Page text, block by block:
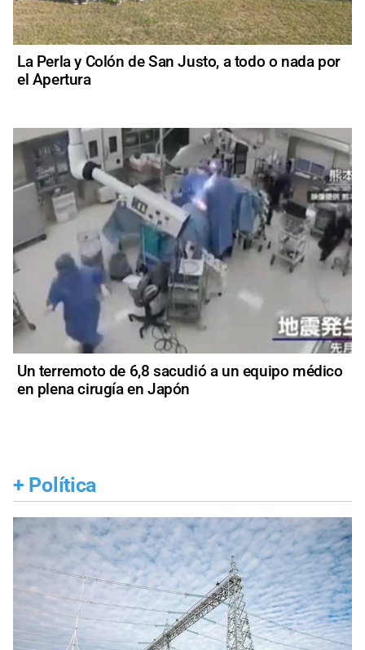
La Perla y Colón de San Justo, a todo o nada por
el Apertura
Un terremoto de 6,8 sacudió a un equipo médico
en plena cirugía en Japón
+ Política